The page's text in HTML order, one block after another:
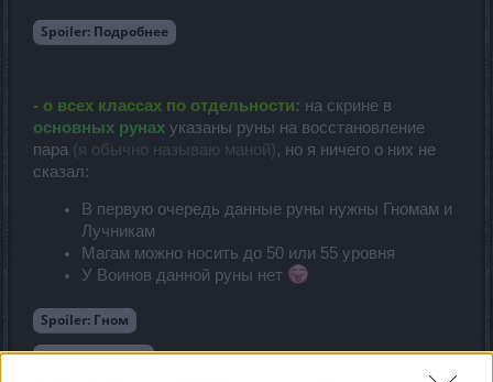
Spoiler: Подробнее
- о всех классах по отдельности: на скрине в
основных рунах указаны руны на восстановление
пара (я обычно называю маной), но я ничего о них не
сказал:
В первую очередь данные руны нужны Гномам и
Лучникам
Магам можно носить до 50 или 55 уровня
У Воинов данной руны нет
Spoiler: Гном
Spoiler:Лучник